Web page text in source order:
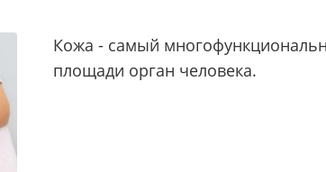
Кожа - самый
площади орган человека.